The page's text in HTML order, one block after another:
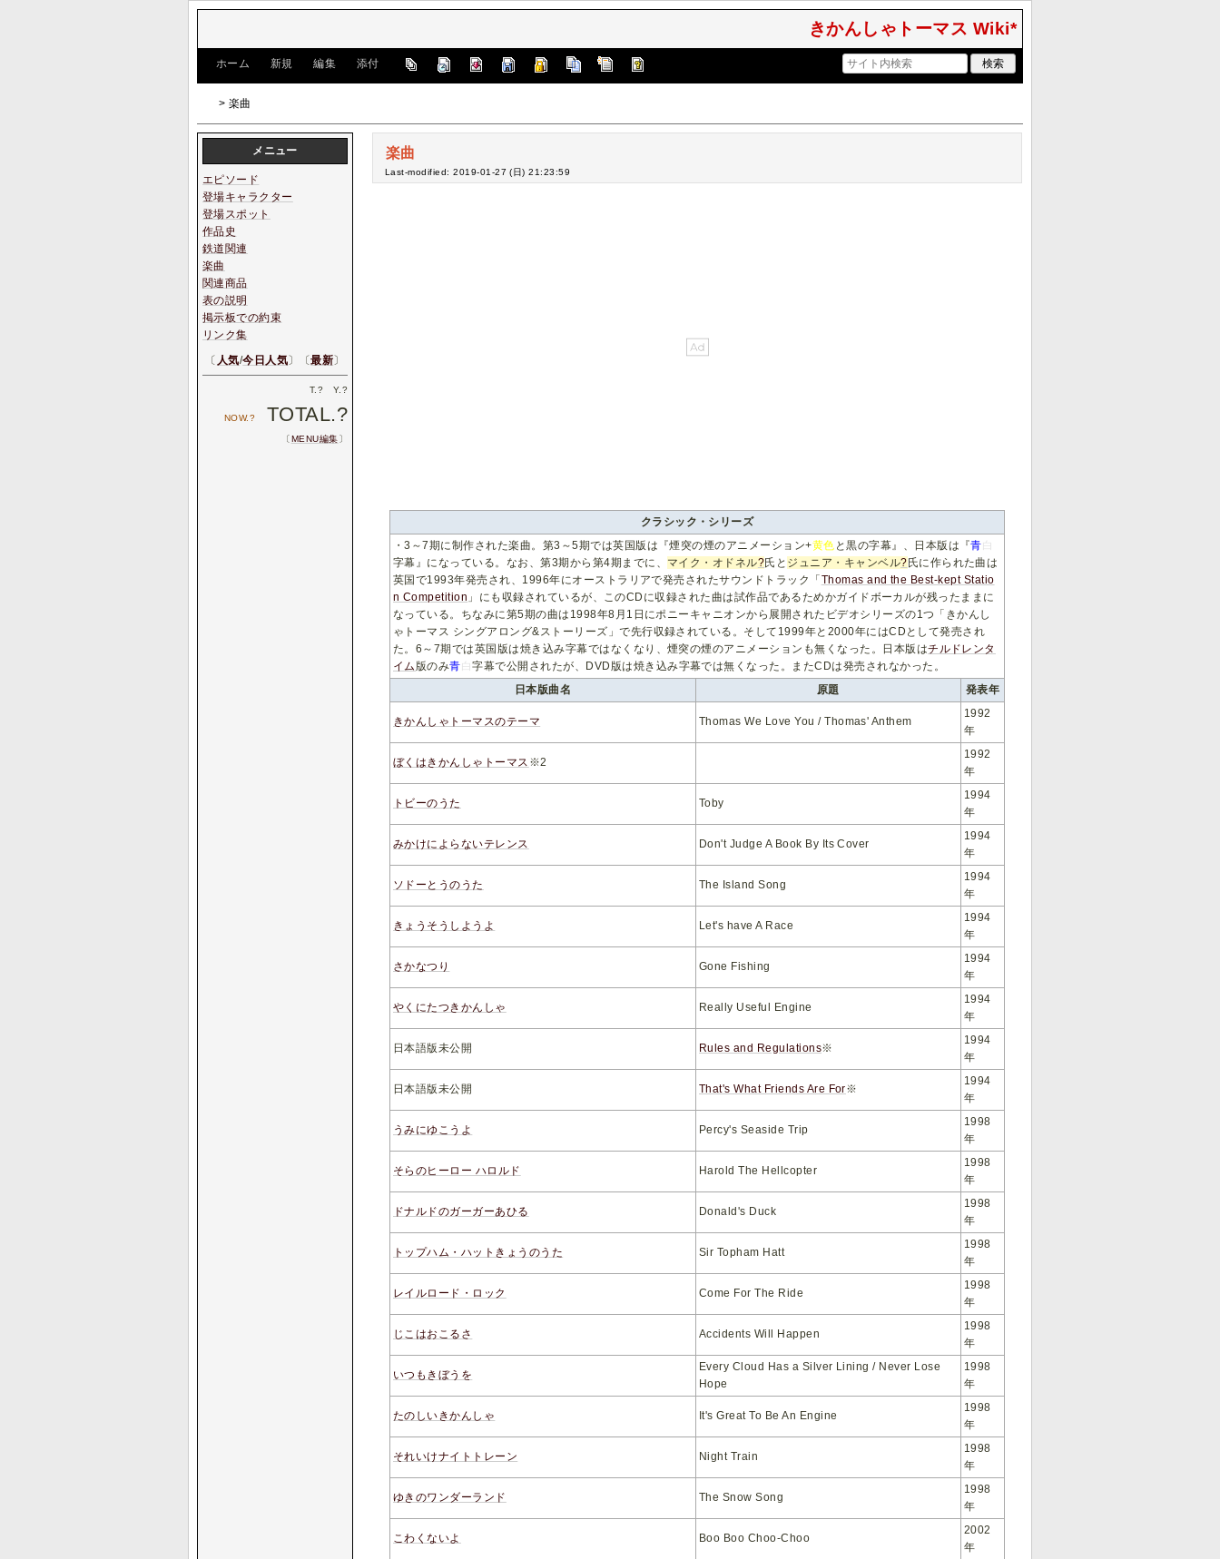
きかんしゃトーマス Wiki*
ホーム 新規 編集 添付
> 楽曲
楽曲
Last-modified: 2019-01-27 (日) 21:23:59
クラシック・シリーズ
・3～7期に制作された楽曲。第3～5期では英国版は『煙突の煙のアニメーション+黄色 と黒の字幕』、日本版は『青白
字幕』になっている。なお、第3期から第4期までに、 マイク・オドネル?氏と ジュニア・キャンベル? 氏に作られた曲は
英国で1993年発売され、1996年にオーストラリアで発売されたサウンドトラック「 Thomas and the Best-kept Statio
n Competition 」にも収録されているが、このCDに収録された曲は試作品であるためかガイドボーカルが残ったままに
なっている。ちなみに第5期の曲は1998年8月1日にポニーキャニオンから展開されたビデオシリーズの1つ「きかんし
ゃトーマス シングアロング&ストーリーズ」で先行収録されている。そして1999年と2000年にはCDとして発売され
た。6～7期では英国版は焼き込み字幕ではなくなり、煙突の煙のアニメーションも無くなった。日本版はチルドレンタ
イム版のみ青白字幕で公開されたが、DVD版は焼き込み字幕では無くなった。またCDは発売されなかった。
日本版曲名
原題 発表年
きかんしゃトーマスのテーマ Thomas We Love You / Thomas' Anthem
1992
年
ぼくはきかんしゃトーマス ※2
1992
年
トビーのうた Toby
1994
年
みかけによらないテレンス Don't Judge A Book By Its Cover
1994
年
ソドーとうのうた The Island Song
1994
年
きょうそうしようよ Let's have A Race
1994
年
さかなつり Gone Fishing
1994
年
やくにたつきかんしゃ Really Useful Engine
1994
年
日本語版未公開 Rules and Regulations※
1994
年
日本語版未公開 That's What Friends Are For※
1994
年
うみにゆこうよ Percy's Seaside Trip
1998
年
そらのヒーロー ハロルド Harold The Hellcopter
1998
年
ドナルドのガーガーあひる Donald's Duck
1998
年
トップハム・ハットきょうのうた Sir Topham Hatt
1998
年
レイルロード・ロック Come For The Ride
1998
年
じこはおこるさ Accidents Will Happen
1998
年
いつもきぼうを
Every Cloud Has a Silver Lining / Never Lose
Hope
1998
年
たのしいきかんしゃ It's Great To Be An Engine
1998
年
それいけナイトトレーン Night Train
1998
年
ゆきのワンダーランド The Snow Song
1998
年
こわくないよ Boo Boo Choo-Choo
2002
年
メニュー
エピソード
登場キャラクター
登場スポット
作品史
鉄道関連
楽曲
関連商品
表の説明
掲示板での約束
リンク集
〔 人気/今日人気〕〔最新〕
T. ? Y. ?
NOW.? TOTAL.?
〔MENU編集〕